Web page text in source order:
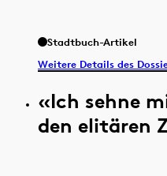
Stadtbuch-Artikel
Weitere Details des
«Ich sehne
den elitären